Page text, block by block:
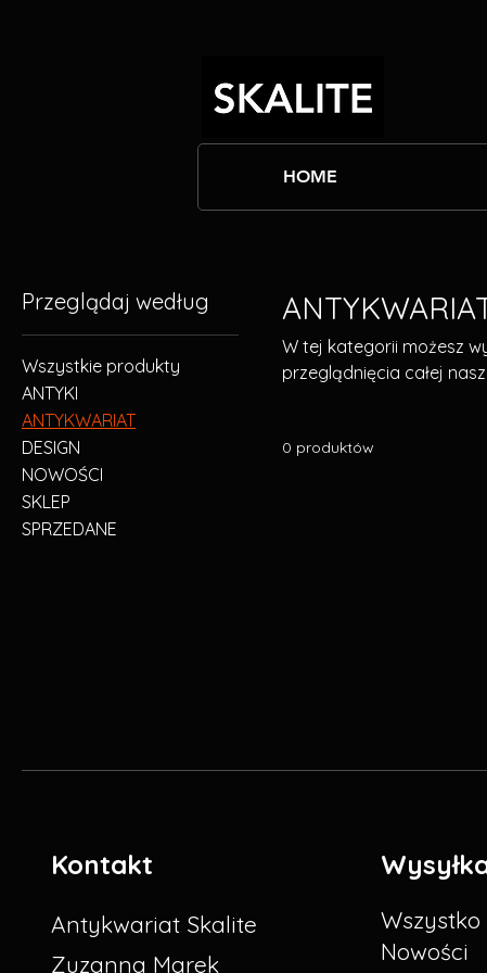
HOME
Przeglądaj według
Wszystkie produkty
ANTYKI
ANTYKWARIAT
DESIGN
NOWOŚCI
SKLEP
SPRZEDANE
W tej kategorii możesz
przeglądnięcia całej
0 produktów
Kontakt
Antykwariat Skalite
Zuzanna Marek
Wszystko
Nowości